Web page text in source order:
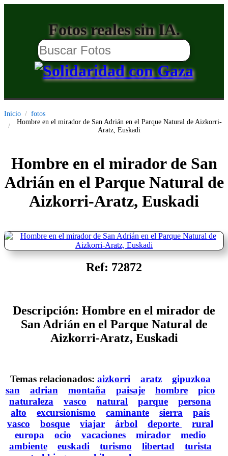
Fotos reales sin IA.
Inicio
fotos
Hombre en el mirador de San Adrián en el Parque Natural de Aizkorri-
Aratz, Euskadi
Hombre en el mirador de San
Adrián en el Parque Natural de
Aizkorri-Aratz, Euskadi
Ref: 72872
Descripción: Hombre en el mirador de
San Adrián en el Parque Natural de
Aizkorri-Aratz, Euskadi
Temas relacionados: aizkorri aratz
gipuzkoa
san
adrian montaña paisaje hombre
pico
naturaleza
vasco natural parque
persona
alto
excursionismo caminante sierra
país
vasco
bosque viajar árbol deporte
rural
europa
ocio vacaciones mirador
medio
ambiente
euskadi turismo libertad
turista